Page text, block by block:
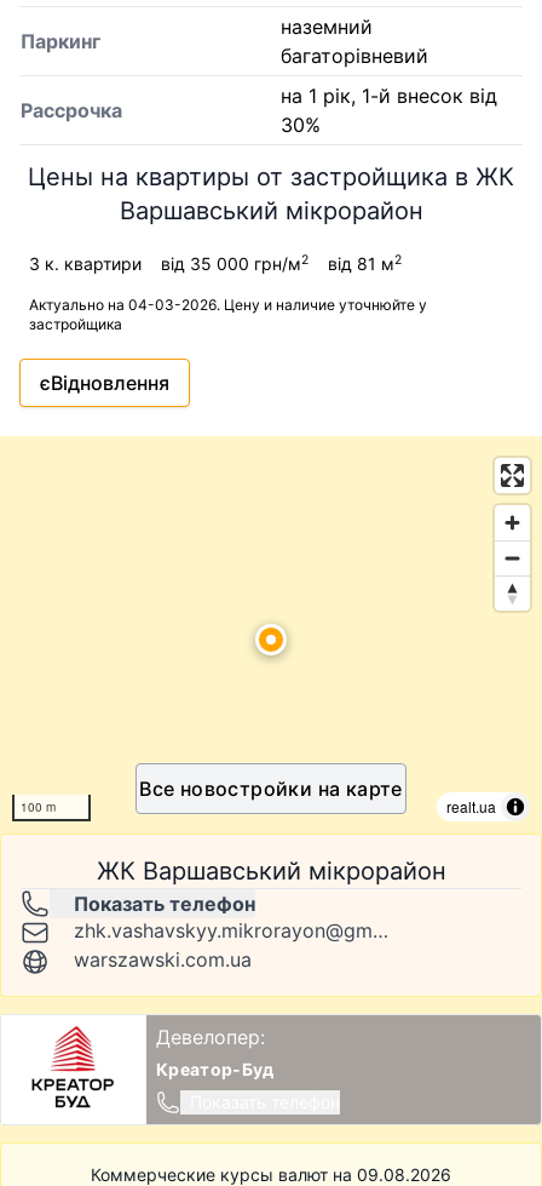
Паркинг
наземний
багаторівневий
Рассрочка
на 1 рік, 1-й внесок від
30%
Цены на квартиры от застройщика в ЖК
Варшавський мікрорайон
3 к. квартири від 35 000 грн/м2 від 81 м2
Актуально на 04-03-2026. Цену и наличие уточнюйте у
застройщика
єВідновлення
100 m realt.ua
Все новостройки на карте
ЖК Варшавський мікрорайон
Показать телефон
zhk.vashavskyy.mikrorayon@gmail.com
warszawski.com.ua
Девелопер:
Креатор-Буд
Коммерческие курсы валют на 09.08.2026